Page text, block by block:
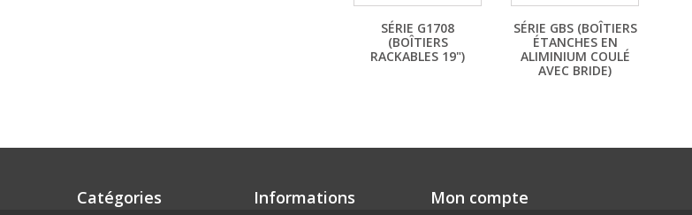
SÉRIE G1708
(BOÎTIERS
RACKABLES 19")
SÉRIE GBS (BOÎTIERS
ÉTANCHES EN
ALIMINIUM COULÉ
AVEC BRIDE)
Catégories Informations Mon compte